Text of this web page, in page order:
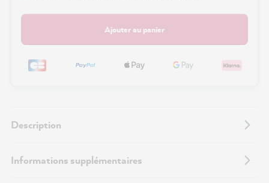
Ajouter au panier
Description
Informations supplémentaires